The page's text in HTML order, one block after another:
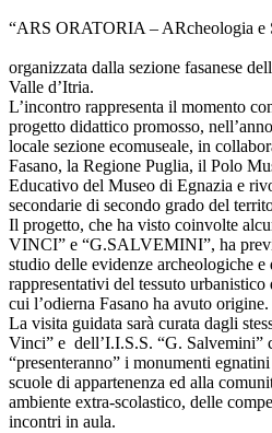
“ARS ORATORIA – ARcheologia e
organizzata dalla sezione fasanese
Valle d’Itria.
L’incontro rappresenta il momento
progetto didattico promosso,
locale sezione ecomuseale, in
Fasano, la Regione Puglia, il Polo
Educativo del Museo di Egnazia e
secondarie di secondo grado del
Il progetto, che ha visto coinvolte
VINCI” e “G.SALVEMINI”, ha
studio delle evidenze archeologiche
rappresentativi del tessuto
cui l’odierna Fasano ha avuto origine.
La visita guidata sarà curata dagli
Vinci” e dell’I.I.S.S. “G. Salvemini”
“presenteranno” i monumenti
scuole di appartenenza ed alla
ambiente extra-scolastico, delle
incontri in aula.